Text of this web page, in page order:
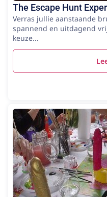
The Escape Hunt
Verras jullie aanstaande
spannend en uitdagend
keuze...